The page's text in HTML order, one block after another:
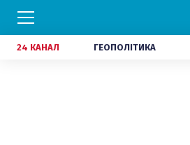
24 КАНАЛ ГЕОПОЛІТИКА